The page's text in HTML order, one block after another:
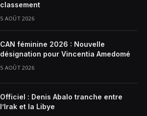
classement
5 AOÛT 2026
CAN féminine 2026 : Nouvelle
désignation pour Vincentia Amedomé
5 AOÛT 2026
Officiel : Denis Abalo tranche entre
l’Irak et la Libye